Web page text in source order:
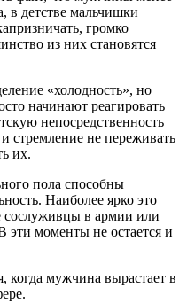
детстве мальчишки
громко
из них становятся
«холодность», но
начинают реагировать
непосредственность
стремление не переживать
их.
пола способны
Наиболее ярко это
сослуживцы в армии или
моменты не остается и
когда мужчина вырастает в